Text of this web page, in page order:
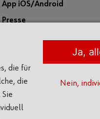
App iOS/Android
Presse
die für
die
Ja,
Nein,